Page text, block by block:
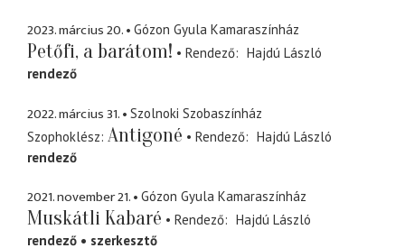
2023. március 20. Gózon Gyula Kamaraszínház
Petőfi, a barátom! Rendező
Hajdú László
rendező
2022. március 31.
Szolnoki Szobaszínház
Szophoklész Antigoné Rendező
Hajdú László
rendező
2021. november 21. Gózon Gyula Kamaraszínház
Muskátli Kabaré Rendező
Hajdú László
rendező
szerkesztő